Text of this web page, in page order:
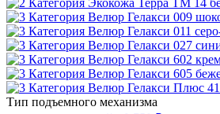
Тип подъемного механизма